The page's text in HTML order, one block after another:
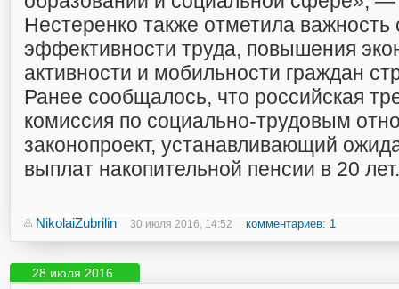
Нестеренко также отметила важность
эффективности труда, повышения
активности и мобильности граждан
Ранее сообщалось, что российская
комиссия по социально-трудовым
законопроект, устанавливающий
выплат накопительной пенсии в 20 лет.
NikolaiZubrilin 30 июля 2016, 14:52 комментариев: 1
28 июля 2016